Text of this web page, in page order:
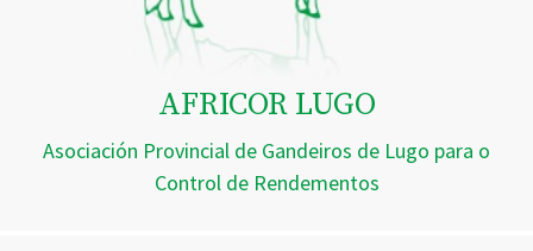
AFRICOR LUGO
Asociación Provincial de Gandeiros de Lugo para o
Control de Rendementos